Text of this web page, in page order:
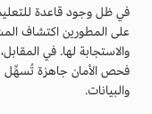
في ظل وجود قاعدة
على المطورين اكتشاف
والاستجابة لها. في
فحص الأمان جاهزة تُسهِّل
والبيانات.